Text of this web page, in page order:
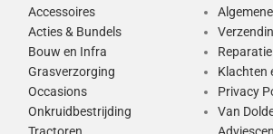
Accessoires
Acties & Bundels
Bouw en Infra
Grasverzorging
Occasions
Onkruidbestrijding
Klachten
Privacy
Van